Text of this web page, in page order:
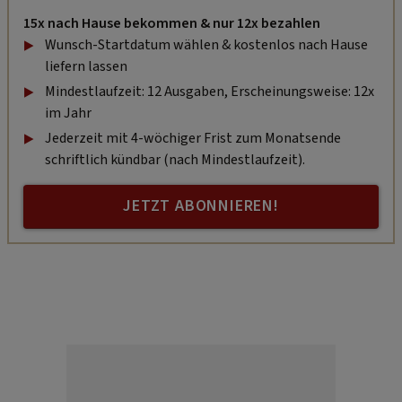
15x nach Hause bekommen & nur 12x bezahlen
Wunsch-Startdatum wählen & kostenlos nach Hause
liefern lassen
Mindestlaufzeit: 12 Ausgaben, Erscheinungsweise: 12x
im Jahr
Jederzeit mit 4-wöchiger Frist zum Monatsende
schriftlich kündbar (nach Mindestlaufzeit).
JETZT ABONNIEREN!